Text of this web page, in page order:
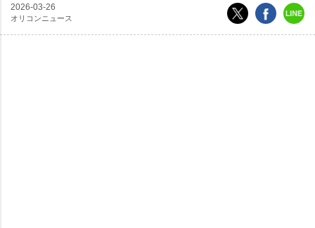
2026-03-26
オリコンニュース